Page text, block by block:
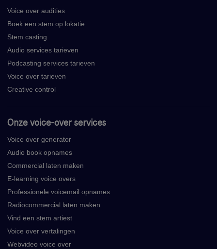
Voice over audities
Boek een stem op lokatie
Stem casting
Audio services tarieven
Podcasting services tarieven
Voice over tarieven
Creative control
Onze voice-over services
Voice over generator
Audio book opnames
Commercial laten maken
E-learning voice overs
Professionele voicemail opnames
Radiocommercial laten maken
Vind een stem artiest
Voice over vertalingen
Webvideo voice over